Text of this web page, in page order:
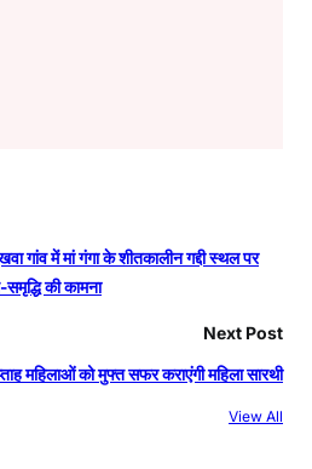
गांव में मां गंगा के शीतकालीन गद्दी स्थल पर
की कामना
Next Post
महिलाओं को मुफ्त सफर कराएंगी महिला सारथी
View All